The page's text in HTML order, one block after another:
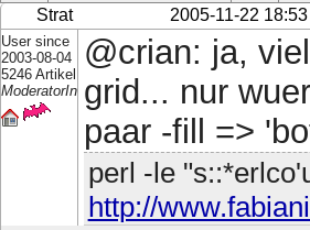
Strat 2005-11-22 18:53
User since
2003-08-04
5246 Artikel
ModeratorIn
@crian: ja,
grid... nur
paar -fill =>
perl -le
http://